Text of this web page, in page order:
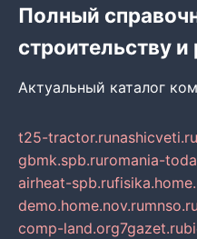
Полный
строительству
Актуальный каталог
t25-tractor.runashicveti.ru
gbmk.spb.ruromania-
airheat-spb.ru
demo.home.nov.rumnso.ru
comp-land.org7gazet.ru